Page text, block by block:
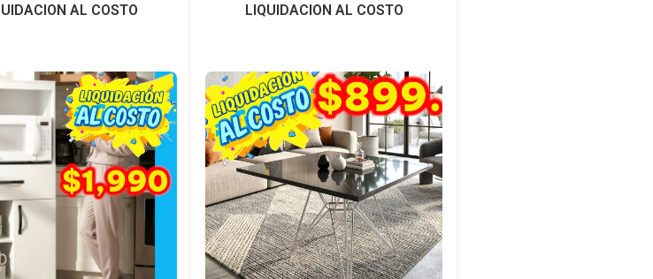
AL COSTO LIQUIDACION AL COSTO